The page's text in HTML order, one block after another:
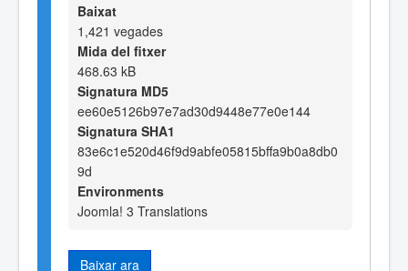
Baixat
1,421 vegades
Mida del fitxer
468.63 kB
Signatura MD5
ee60e5126b97e7ad30d9448e77e0e144
Signatura SHA1
83e6c1e520d46f9d9abfe05815bffa9b0a8db0
9d
Environments
Joomla! 3 Translations
Baixar ara